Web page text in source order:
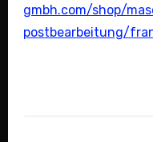
gmbh.com/shop/
postbearbeitung/